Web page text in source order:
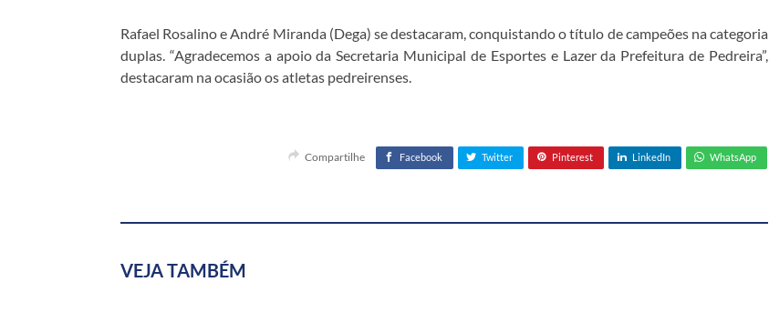
Rafael Rosalino e André Miranda (Dega) se destacaram, conquistando o título de campeões na categoria
duplas. “Agradecemos a apoio da Secretaria Municipal de Esportes e Lazer da Prefeitura de Pedreira”,
destacaram na ocasião os atletas pedreirenses.
Compartilhe Facebook Twitter Pinterest LinkedIn WhatsApp
VEJA TAMBÉM